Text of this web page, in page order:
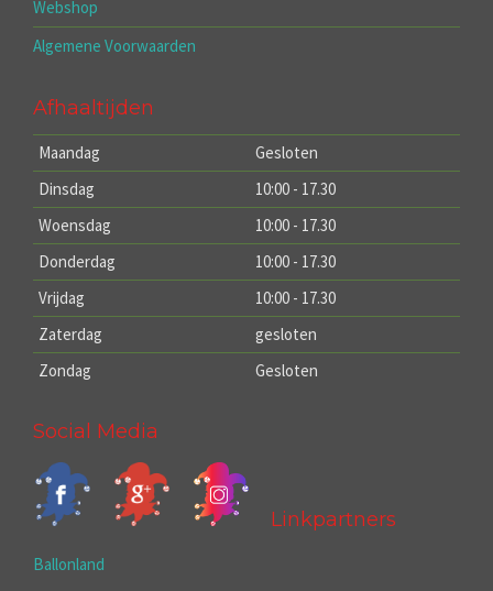
Webshop
Algemene Voorwaarden
Afhaaltijden
Maandag
Gesloten
Dinsdag
10:00 - 17.30
Woensdag
10:00 - 17.30
Donderdag
10:00 - 17.30
Vrijdag
10:00 - 17.30
Zaterdag
gesloten
Zondag
Gesloten
Social Media
Linkpartners
Ballonland